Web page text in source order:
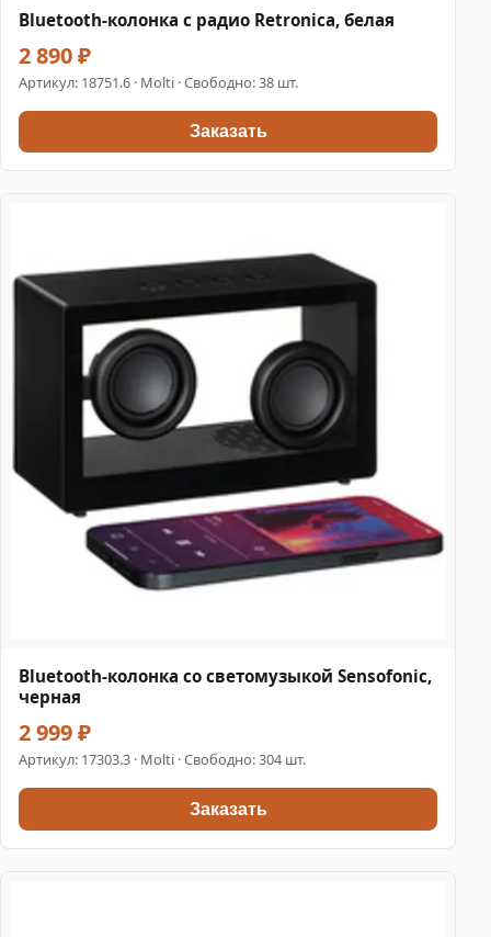
Bluetooth-колонка с радио Retronica, белая
2 890 ₽
Артикул: 18751.6 · Molti · Свободно: 38 шт.
Заказать
Bluetooth-колонка со светомузыкой Sensofonic,
черная
2 999 ₽
Артикул: 17303.3 · Molti · Свободно: 304 шт.
Заказать